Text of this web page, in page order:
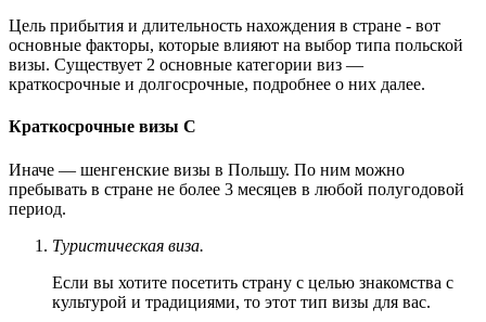
Цель прибытия и длительность нахождения в стране - вот
основные факторы, которые влияют на выбор типа польской
визы. Существует 2 основные категории виз —
краткосрочные и долгосрочные, подробнее о них далее.
Краткосрочные визы C
Иначе — шенгенские визы в Польшу. По ним можно
пребывать в стране не более 3 месяцев в любой полугодовой
период.
Туристическая виза.
Если вы хотите посетить страну с целью знакомства с
культурой и традициями, то этот тип визы для вас.